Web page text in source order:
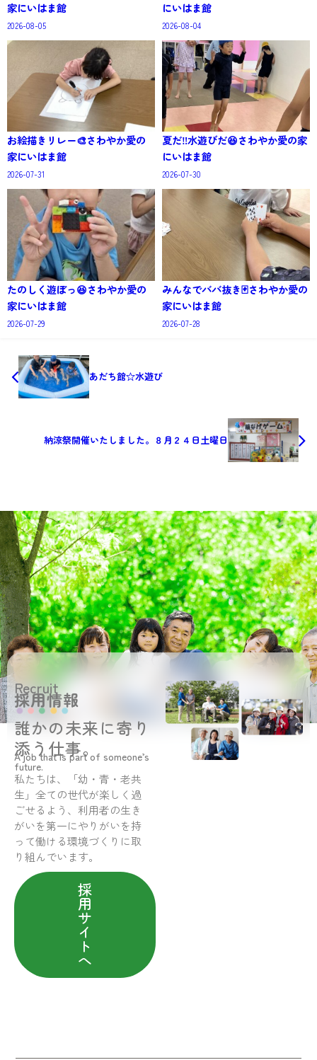
家にいはま館
2026-08-05
にいはま館
2026-08-04
お絵描きリレー🎨さわやか愛の
家にいはま館
2026-07-31
夏だ‼️水遊びだ😆さわやか愛の家
にいはま館
2026-07-30
たのしく遊ぼっ😆さわやか愛の
家にいはま館
2026-07-29
みんなでババ抜き🃏さわやか愛の
家にいはま館
2026-07-28
あだち館☆水遊び
納涼祭開催いたしました。８月２４日土曜日
Recruit
採用情報
誰かの未来に寄り
添う仕事。
A job that is part of someone’s
future.
私たちは、「幼・青・老共
生」全ての世代が楽しく過
ごせるよう、利用者の生き
がいを第一にやりがいを持
って働ける環境づくりに取
り組んでいます。
採
用
サ
イ
ト
へ